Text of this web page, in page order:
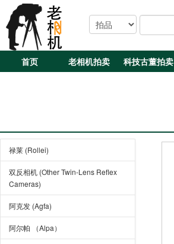
首页 老相机拍卖 科技古董拍卖
禄莱 (Rollei)
双反相机 (Other Twin-Lens Reflex
Cameras)
阿克发 (Agfa)
阿尔帕 （Alpa）